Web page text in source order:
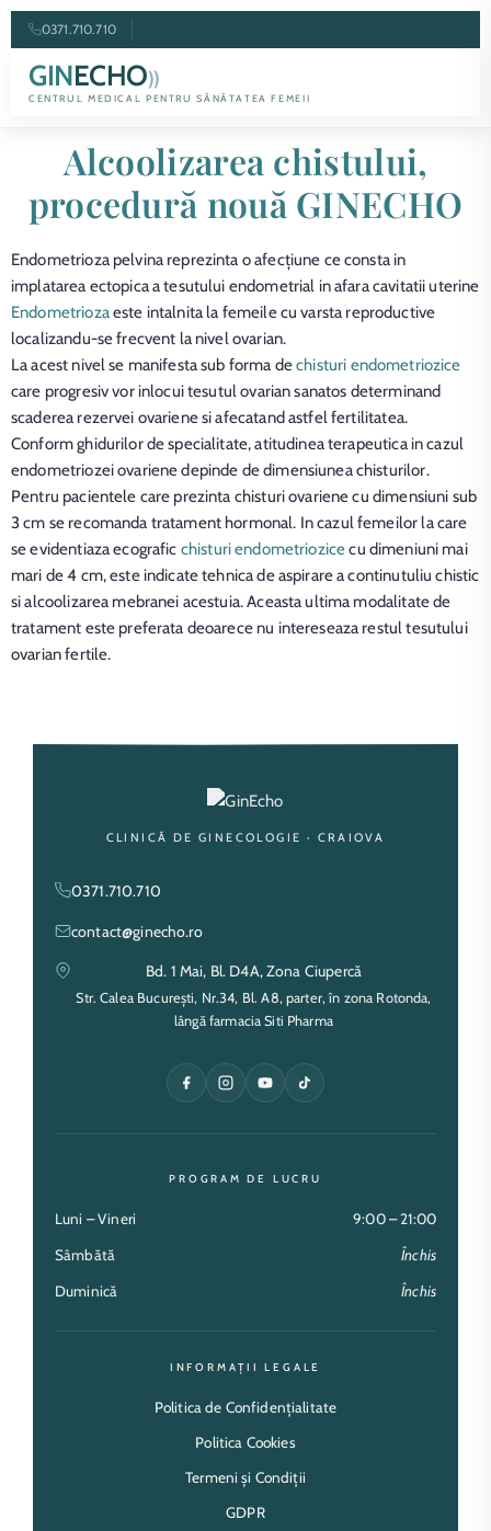
0371.710.710
GINECHO))
CENTRUL MEDICAL PENTRU SĂNĂTATEA FEMEII
Alcoolizarea chistului,
procedură nouă GINECHO
Endometrioza pelvina reprezinta o afecțiune ce consta in
implatarea ectopica a tesutului endometrial in afara cavitatii uterine
Endometriozaeste intalnita la femeile cu varsta reproductive
localizandu-se frecvent la nivel ovarian.
La acest nivel se manifesta sub forma dechisturi endometriozice
care progresiv vor inlocui tesutul ovarian sanatos determinand
scaderea rezervei ovariene si afecatand astfel fertilitatea.
Conform ghidurilor de specialitate, atitudinea terapeutica in cazul
endometriozei ovariene depinde de dimensiunea chisturilor.
Pentru pacientele care prezinta chisturi ovariene cu dimensiuni sub
3 cm se recomanda tratament hormonal. In cazul femeilor la care
se evidentiaza ecografic chisturi endometriozicecu dimeniuni mai
mari de 4 cm, este indicate tehnica de aspirare a continutuliu chistic
si alcoolizarea mebranei acestuia. Aceasta ultima modalitate de
tratament este preferata deoarece nu intereseaza restul tesutului
ovarian fertile.
CLINICĂ DE GINECOLOGIE · CRAIOVA
0371.710.710
contact@ginecho.ro
Bd. 1 Mai, Bl. D4A, Zona Ciupercă
Str. Calea București, Nr.34, Bl. A8, parter, în zona Rotonda,
lângă farmacia Siti Pharma
PROGRAM DE LUCRU
Luni – Vineri 9:00 – 21:00
Sâmbătă Închis
Duminică Închis
INFORMAȚII LEGALE
Politica de Confidențialitate
Politica Cookies
Termeni și Condiții
GDPR